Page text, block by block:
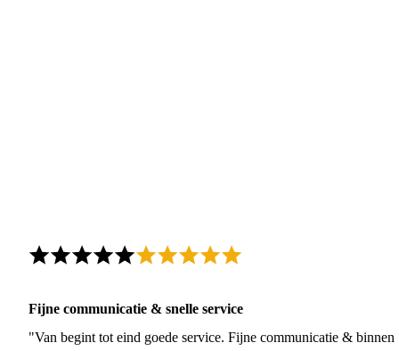
Fijne communicatie & snelle service
"Van begint tot eind goede service. Fijne communicatie &